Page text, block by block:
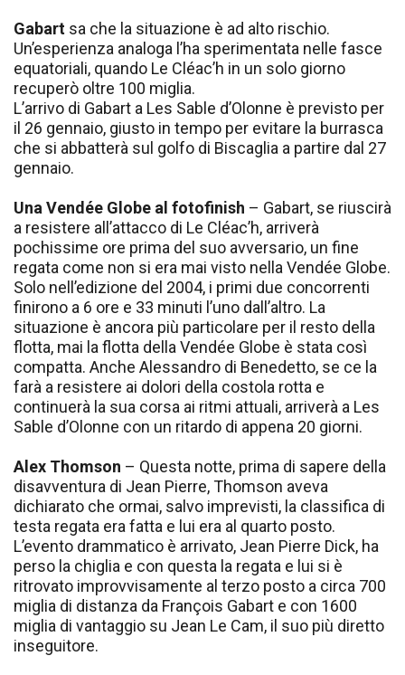
Gabart sa che la situazione è ad alto rischio.
Un’esperienza analoga l’ha sperimentata nelle fasce
equatoriali, quando Le Cléac’h in un solo giorno
recuperò oltre 100 miglia.
L’arrivo di Gabart a Les Sable d’Olonne è previsto per
il 26 gennaio, giusto in tempo per evitare la burrasca
che si abbatterà sul golfo di Biscaglia a partire dal 27
gennaio.
Una Vendée Globe al fotofinish – Gabart, se riuscirà
a resistere all’attacco di Le Cléac’h, arriverà
pochissime ore prima del suo avversario, un fine
regata come non si era mai visto nella Vendée Globe.
Solo nell’edizione del 2004, i primi due concorrenti
finirono a 6 ore e 33 minuti l’uno dall’altro. La
situazione è ancora più particolare per il resto della
flotta, mai la flotta della Vendée Globe è stata così
compatta. Anche Alessandro di Benedetto, se ce la
farà a resistere ai dolori della costola rotta e
continuerà la sua corsa ai ritmi attuali, arriverà a Les
Sable d’Olonne con un ritardo di appena 20 giorni.
Alex Thomson – Questa notte, prima di sapere della
disavventura di Jean Pierre, Thomson aveva
dichiarato che ormai, salvo imprevisti, la classifica di
testa regata era fatta e lui era al quarto posto.
L’evento drammatico è arrivato, Jean Pierre Dick, ha
perso la chiglia e con questa la regata e lui si è
ritrovato improvvisamente al terzo posto a circa 700
miglia di distanza da François Gabart e con 1600
miglia di vantaggio su Jean Le Cam, il suo più diretto
inseguitore.